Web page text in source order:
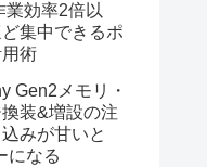
業効率2倍以
ど集中できるポ
術
Gen2メモリ・
装&増設の注
みが甘いと
になる